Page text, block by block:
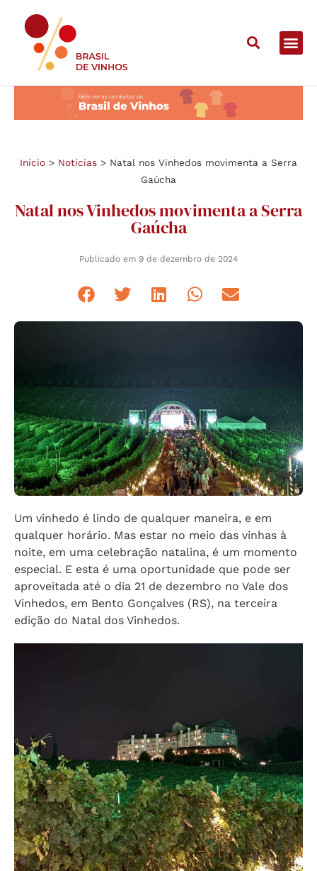
Início > Notícias > Natal nos Vinhedos movimenta a Serra
Gaúcha
Natal nos Vinhedos movimenta a Serra
Gaúcha
Publicado em 9 de dezembro de 2024
Um vinhedo é lindo de qualquer maneira, e em
qualquer horário. Mas estar no meio das vinhas à
noite, em uma celebração natalina, é um momento
especial. E esta é uma oportunidade que pode ser
aproveitada até o dia 21 de dezembro no Vale dos
Vinhedos, em Bento Gonçalves (RS), na terceira
edição do Natal dos Vinhedos.